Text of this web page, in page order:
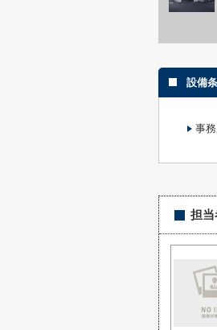
設備
事
担当